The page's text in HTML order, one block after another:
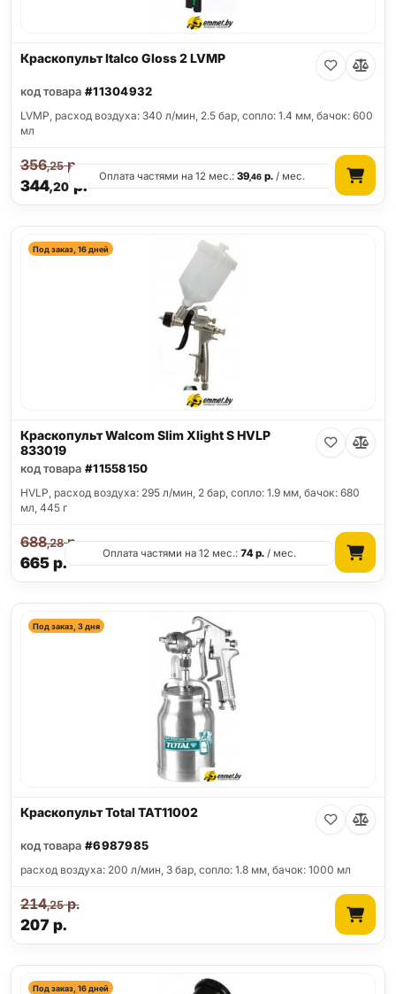
Краскопульт Italco Gloss 2 LVMP
код товара #11304932
LVMP, расход воздуха: 340 л/мин, 2.5 бар, сопло: 1.4 мм, бачок: 600
мл
344,20р.
356,25р.
Оплата частями на 12 мес.:39,46 р. / мес.
Под заказ, 16 дней
Краскопульт Walcom Slim Xlight S HVLP
833019
код товара #11558150
HVLP, расход воздуха: 295 л/мин, 2 бар, сопло: 1.9 мм, бачок: 680
мл, 445 г
665р.
688,28р.
Оплата частями на 12 мес.:74р. / мес.
Под заказ, 3 дня
Краскопульт Total TAT11002
код товара #6987985
расход воздуха: 200 л/мин, 3 бар, сопло: 1.8 мм, бачок: 1000 мл
207 р.
214,25р.
Под заказ, 16 дней